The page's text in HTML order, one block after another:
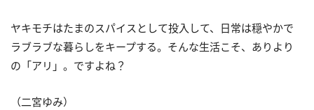
ヤキモチはたまのスパイスとして投入して、日常は穏やかで
ラブラブな暮らしをキープする。そんな生活こそ、ありより
の「アリ」。ですよね？
（二宮ゆみ）